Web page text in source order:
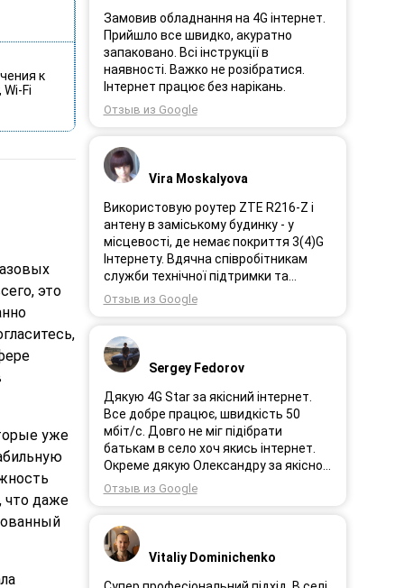
к
Fi
это
уже
что даже
Замовив обладнання на 4G інтернет.
Прийшло все швидко, акуратно
запаковано. Всі інструкції в
наявності. Важко не розібратися.
Інтернет працює без нарікань.
Отзыв из Google
Vira Moskalyova
Використовую роутер ZTE R216-Z і
антену в заміському будинку - у
місцевості, де немає покриття 3(4)G
Інтернету. Вдячна співробітникам
служби технічної підтримки та
інженерам за професійне і швидке
сервісне обслуговування, ремонт і
роки після покупки я не шкодую про
прийняте тоді рішення придбати
обладнання в компанії 3G star (зараз
4G star).
Отзыв из Google
Sergey Fedorov
Дякую 4G Star за якісний інтернет.
Все добре працює, швидкість 50
мбіт/с. Довго не міг підібрати
батькам в село хоч якись інтернет.
Окреме дякую Олександру за якісно
підібране обладнання!
Отзыв из Google
Vitaliy Dominichenko